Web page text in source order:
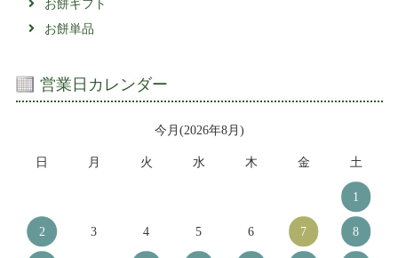
お餅ギフト
お餅単品
営業日カレンダー
今月(2026年8月)
日 月 火 水 木 金 土
1
2 3 4 5 6 7 8